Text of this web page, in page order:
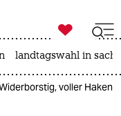

taz zahl ich
landtagswahl in
voller Haken